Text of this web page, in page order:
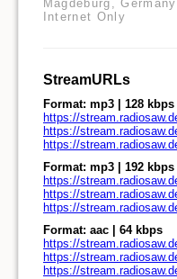
Magdeburg, Germany
Internet Only
StreamURLs
Format: mp3 | 128 kbps
Format: mp3 | 192 kbps
Format: aac | 64 kbps